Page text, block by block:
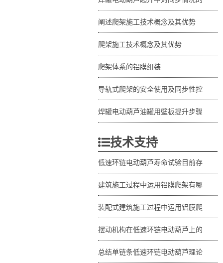
阐述爬架施工技术概念及其优势
爬架施工技术概念及其优势
爬架体系的铝膜组装
导轨式爬架的安全使用及同步性控
焊罐电动葫芦油罐用壁板提升步骤
技术支持
低速环链电动葫芦寿命试验目前存
建筑施工过程中运用铝膜爬架有哪
装配式建筑施工过程中运用铝膜爬
摆动机构在低速环链电动葫芦上的
总结单链条低速环链电动葫芦理论